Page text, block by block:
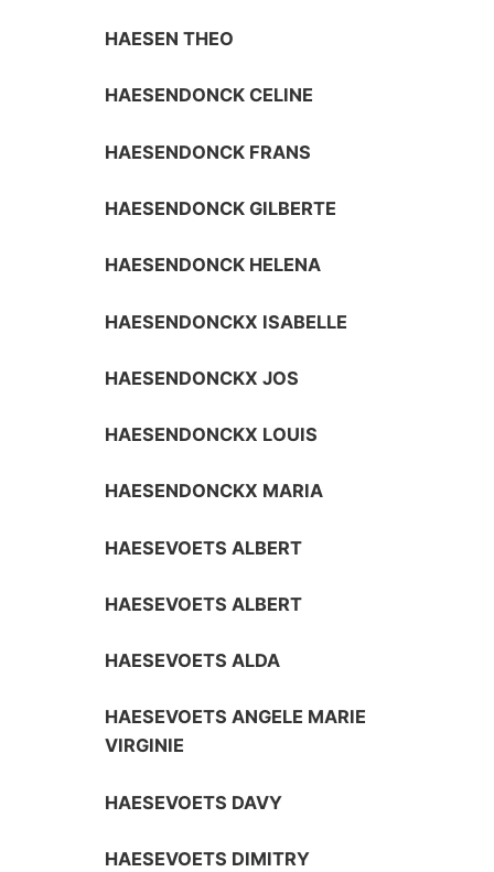
HAESEN THEO
HAESENDONCK CELINE
HAESENDONCK FRANS
HAESENDONCK GILBERTE
HAESENDONCK HELENA
HAESENDONCKX ISABELLE
HAESENDONCKX JOS
HAESENDONCKX LOUIS
HAESENDONCKX MARIA
HAESEVOETS ALBERT
HAESEVOETS ALBERT
HAESEVOETS ALDA
HAESEVOETS ANGELE MARIE
VIRGINIE
HAESEVOETS DAVY
HAESEVOETS DIMITRY